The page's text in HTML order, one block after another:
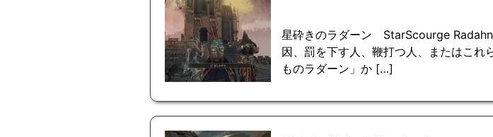
星砕きのラダーン StarScourge
因、罰を下す人、鞭打つ人、またはこれ
ものラダーン」か […]